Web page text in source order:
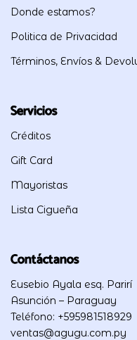
Donde estamos?
Politica de Privacidad
Términos, Envíos &
Servicios
Créditos
Gift Card
Mayoristas
Lista Cigueña
Contáctanos
Eusebio Ayala esq. Parirí
Asunción – Paraguay
Teléfono: +595981518929
ventas@agugu.com.py